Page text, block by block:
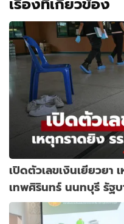
เปิดตัวเลขเงินเยียวยา
เทพศิรินทร์ นนทบุรี รัฐบ